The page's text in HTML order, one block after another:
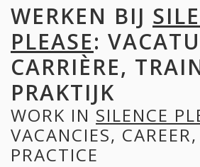
WERKEN BIJ
PLEASE:
CARRIÈRE,
PRAKTIJK
WORK IN SILENCE
VACANCIES,
PRACTICE